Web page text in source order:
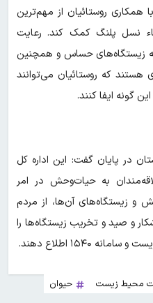
همکاری روستائیان از مهم‌ترین
نسل پلنگ کمک کند. رعایت
زیستگاه‌های حساس و همچنین
که روستائیان می‌توانند
گونه ایفا کنند.
در پایان گفت: این اداره کل
به حیات‌وحش در امر
و زیستگاه‌های آن‌ها، از مردم
و صید و تخریب زیستگاه‌ها را
۱۵۴۰ اطلاع دهند.
محیط زیست
حیوان